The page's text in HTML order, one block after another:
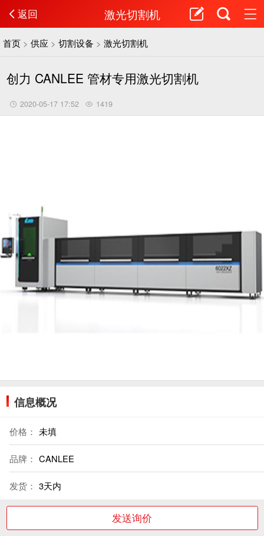
返回 激光切割机
首页 >供应 >切割设备 >激光切割机
创力 CANLEE 管材专用激光切割机
2020-05-17 17:52 1419
信息概况
价格： 未填
品牌： CANLEE
发货： 3天内
发送询价